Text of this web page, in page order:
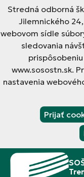
Stredná odborná
Jilemnického
webovom sídle
sledovania
www.sosostn.sk.
nastavenia
Prijať